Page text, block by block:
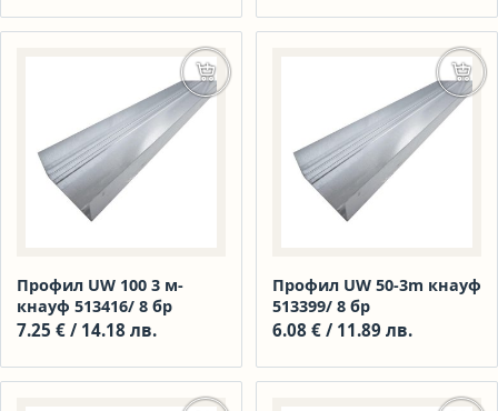
Профил UW 100 3 м-
кнауф 513416/ 8 бр
7.25 € / 14.18 лв.
Добавяне в количката
Профил UW 50-3m кнауф
513399/ 8 бр
6.08 € / 11.89 лв.